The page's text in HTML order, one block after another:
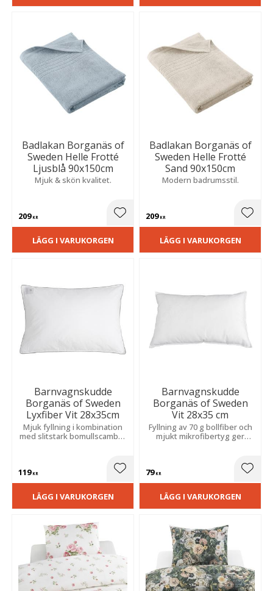
Badlakan Borganäs of
Sweden Helle Frotté
Ljusblå 90x150cm
Mjuk & skön kvalitet.
209KR Lägg till i favoriter
LÄGG I VARUKORGEN
Badlakan Borganäs of
Sweden Helle Frotté
Sand 90x150cm
Modern badrumsstil.
209KR
LÄGG I VARUKORGEN
Barnvagnskudde
Borganäs of Sweden
Lyxfiber Vit 28x35cm
Mjuk fyllning i kombination
med slitstark bomullscambric
119KR Lägg till i favoriter
LÄGG I VARUKORGEN
Barnvagnskudde
Borganäs of Sweden
Vit 28x35 cm
Fyllning av 70 g bollfiber och
mjukt mikrofibertyg ger
79KR
LÄGG I VARUKORGEN